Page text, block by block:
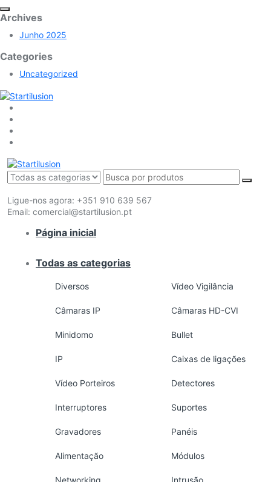
Archives
Junho 2025
Categories
Uncategorized
Ligue-nos agora: +351 910 639 567
Email: comercial@startilusion.pt
Página inicial
Todas as categorias
Diversos Vídeo Vigilância
Câmaras IP Câmaras HD-CVI
Minidomo Bullet
IP Caixas de ligações
Vídeo Porteiros Detectores
Interruptores Suportes
Gravadores Panéis
Alimentação Módulos